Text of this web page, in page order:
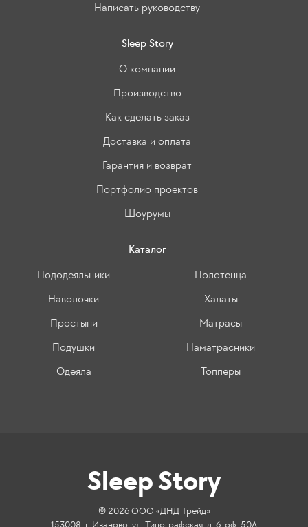
Написать руководству
Sleep Story
О компании
Производство
Как сделать заказ
Доставка и оплата
Гарантия и возврат
Портфолио проектов
Шоурумы
Каталог
Пододеяльники
Наволочки
Простыни
Подушки
Одеяла
Полотенца
Халаты
Матрасы
Наматрасники
Топперы
Sleep Story
© 2026 ООО «ДНД Трейд»